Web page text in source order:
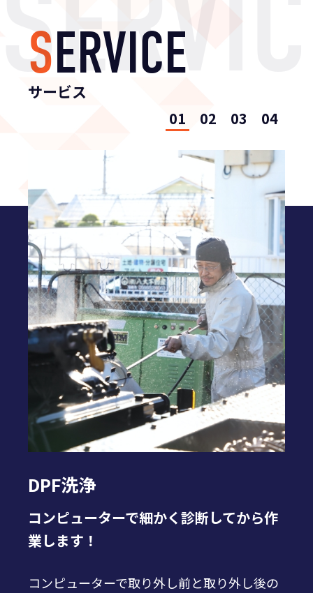
SERVICE
サービス
1 2 3 4
DPF洗浄
コンピューターで細かく診断してから作
業します！
コンピューターで取り外し前と取り外し後の
細かいご要望に応じて使い
やすい荷台を提案します。
経験を活かして難しい
板金・塗装も幅広く対応しています！
気になる箇所はなんでもご相談くださ
い！